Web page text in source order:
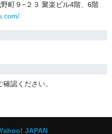
町９−２３ 聚楽ビル4階、6階
確認ください。
JAPAN